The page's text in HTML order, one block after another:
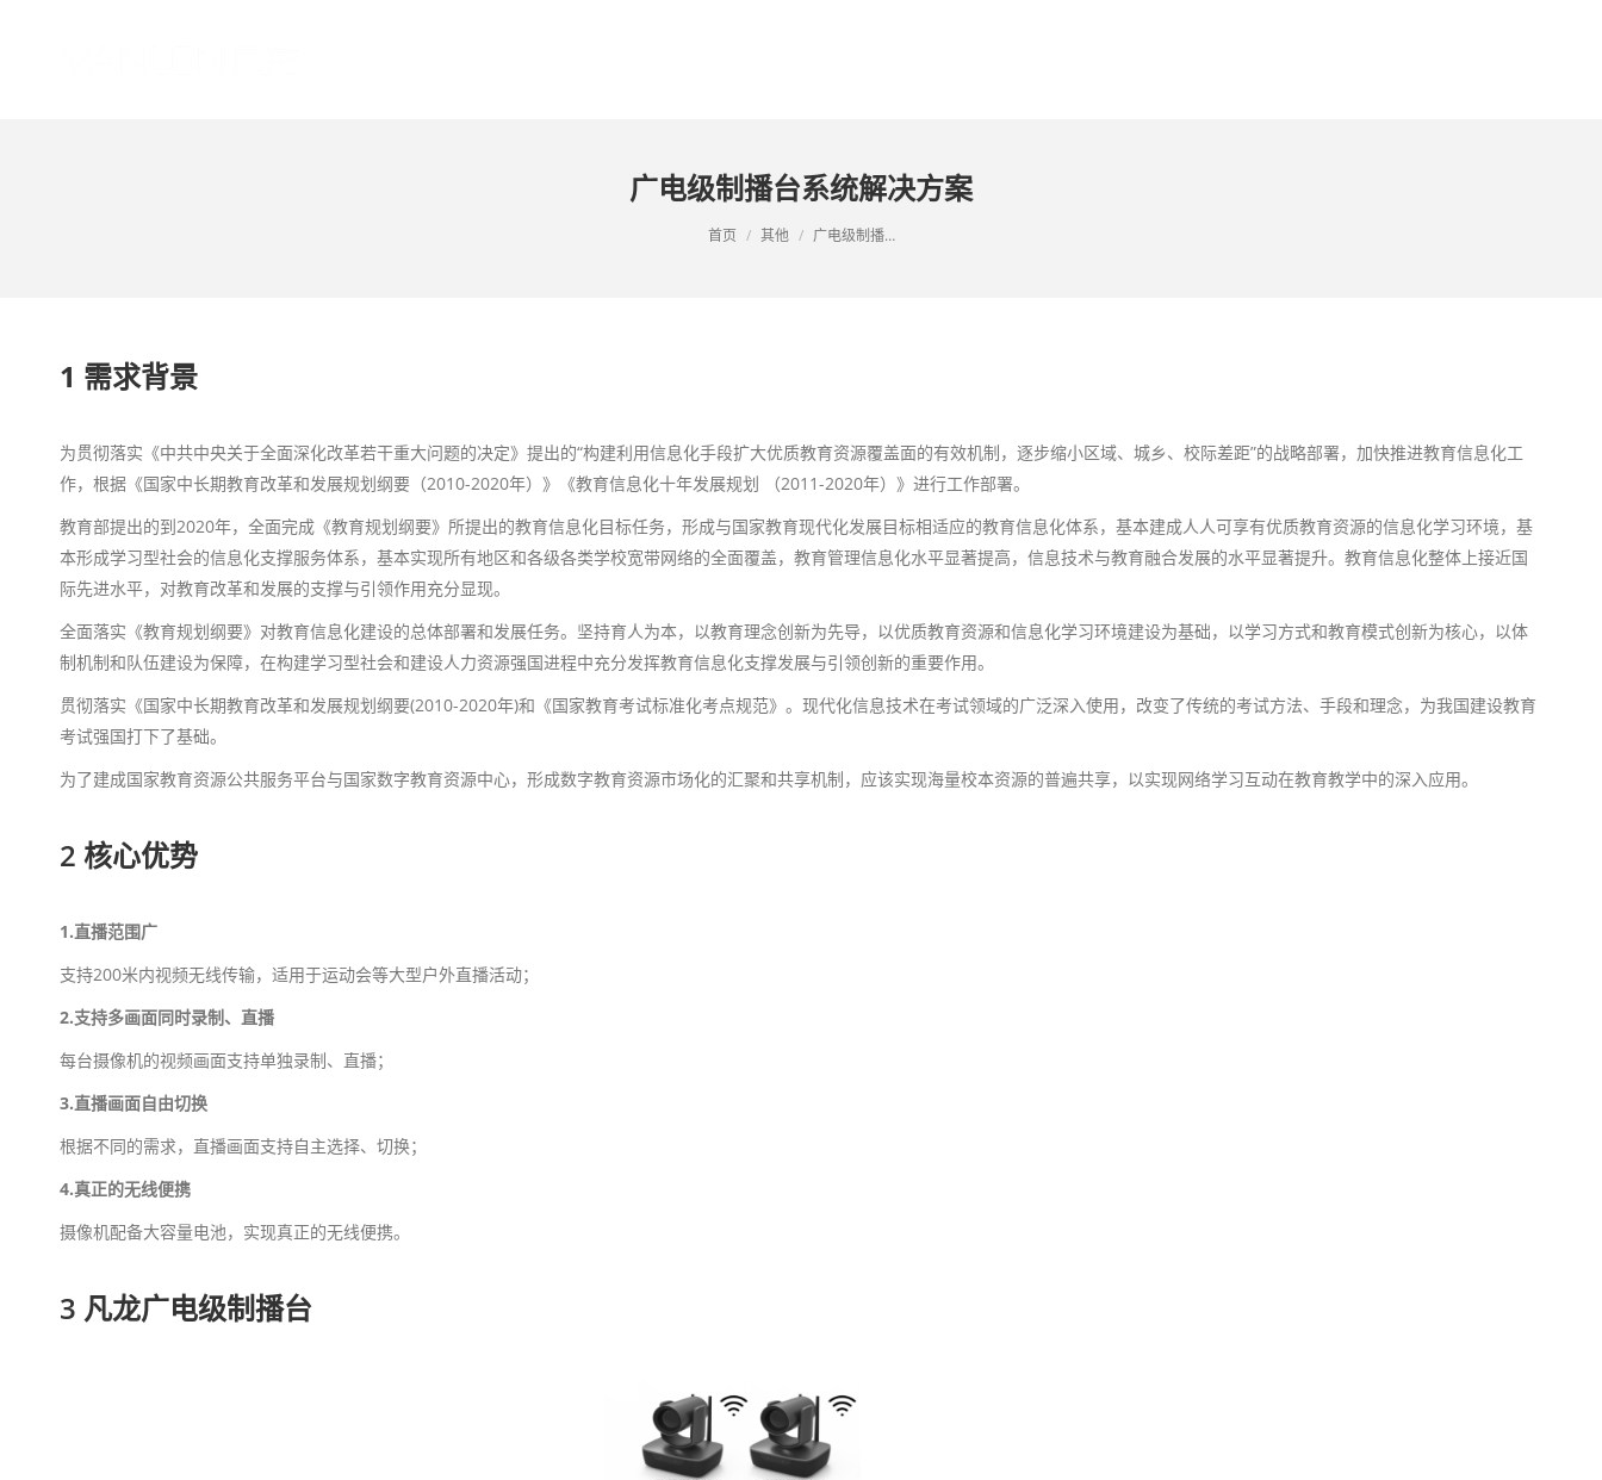
广电级制播台系统解决方案
首页 其他 广电级制播…
1 需求背景
为贯彻落实《中共中央关于全面深化改革若干重大问题的决定》提出的“构建利用信息化手段扩大优质教育资源覆盖面的有效机制，逐步缩小区域、城乡、校际差距”的战略部署，加快推进教育信息化工
作，根据《国家中长期教育改革和发展规划纲要（2010-2020年）》《教育信息化十年发展规划 （2011-2020年）》进行工作部署。
教育部提出的到2020年，全面完成《教育规划纲要》所提出的教育信息化目标任务，形成与国家教育现代化发展目标相适应的教育信息化体系，基本建成人人可享有优质教育资源的信息化学习环境，基
本形成学习型社会的信息化支撑服务体系，基本实现所有地区和各级各类学校宽带网络的全面覆盖，教育管理信息化水平显著提高，信息技术与教育融合发展的水平显著提升。教育信息化整体上接近国
际先进水平，对教育改革和发展的支撑与引领作用充分显现。
全面落实《教育规划纲要》对教育信息化建设的总体部署和发展任务。坚持育人为本，以教育理念创新为先导，以优质教育资源和信息化学习环境建设为基础，以学习方式和教育模式创新为核心，以体
制机制和队伍建设为保障，在构建学习型社会和建设人力资源强国进程中充分发挥教育信息化支撑发展与引领创新的重要作用。
贯彻落实《国家中长期教育改革和发展规划纲要(2010-2020年)和《国家教育考试标准化考点规范》。现代化信息技术在考试领域的广泛深入使用，改变了传统的考试方法、手段和理念，为我国建设教育
考试强国打下了基础。
为了建成国家教育资源公共服务平台与国家数字教育资源中心，形成数字教育资源市场化的汇聚和共享机制，应该实现海量校本资源的普遍共享，以实现网络学习互动在教育教学中的深入应用。
2 核心优势
1.直播范围广
支持200米内视频无线传输，适用于运动会等大型户外直播活动；
2.支持多画面同时录制、直播
每台摄像机的视频画面支持单独录制、直播；
3.直播画面自由切换
根据不同的需求，直播画面支持自主选择、切换；
4.真正的无线便携
摄像机配备大容量电池，实现真正的无线便携。
3 凡龙广电级制播台